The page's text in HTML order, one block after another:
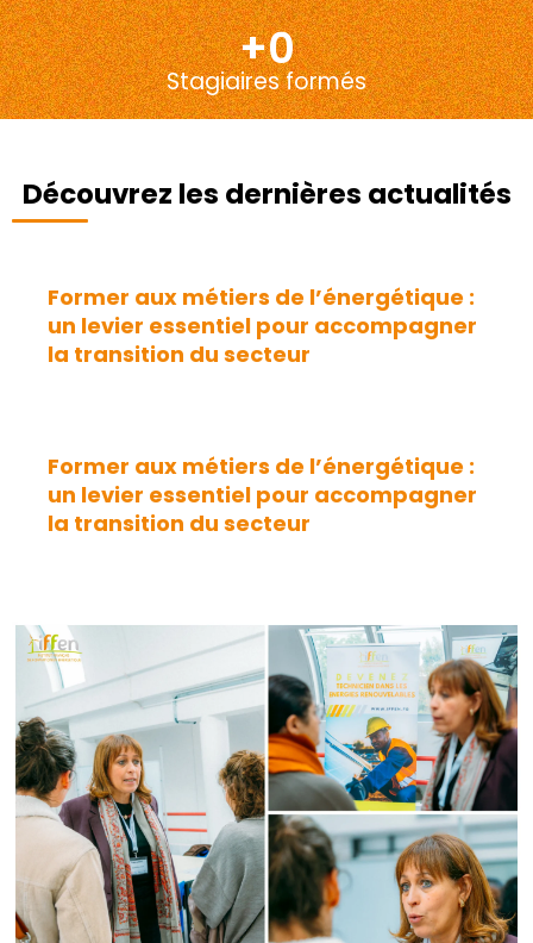
Stagiaires formés
+0
Découvrez les dernières actualités
Former aux métiers de l’énergétique :
un levier essentiel pour accompagner
la transition du secteur
Former aux métiers de l’énergétique :
un levier essentiel pour accompagner
la transition du secteur